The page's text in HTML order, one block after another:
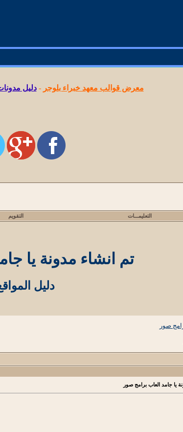
معرض قوالب معهد خبراء بلوجر -دليل
التعليمـــات التقويم
تم انشاء مدونة يا
دليل
صور
يا جامد العاب برامج صور